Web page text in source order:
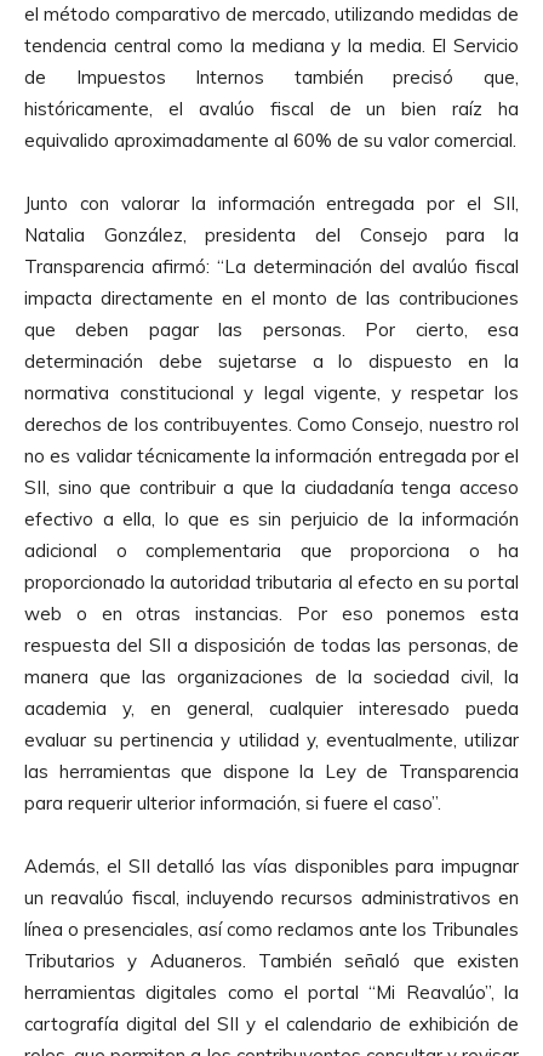
el método comparativo de mercado, utilizando medidas de
tendencia central como la mediana y la media. El Servicio
de Impuestos Internos también precisó que,
históricamente, el avalúo fiscal de un bien raíz ha
equivalido aproximadamente al 60% de su valor comercial.
Junto con valorar la información entregada por el SII,
Natalia González, presidenta del Consejo para la
Transparencia afirmó: “La determinación del avalúo fiscal
impacta directamente en el monto de las contribuciones
que deben pagar las personas. Por cierto, esa
determinación debe sujetarse a lo dispuesto en la
normativa constitucional y legal vigente, y respetar los
derechos de los contribuyentes. Como Consejo, nuestro rol
no es validar técnicamente la información entregada por el
SII, sino que contribuir a que la ciudadanía tenga acceso
efectivo a ella, lo que es sin perjuicio de la información
adicional o complementaria que proporciona o ha
proporcionado la autoridad tributaria al efecto en su portal
web o en otras instancias. Por eso ponemos esta
respuesta del SII a disposición de todas las personas, de
manera que las organizaciones de la sociedad civil, la
academia y, en general, cualquier interesado pueda
evaluar su pertinencia y utilidad y, eventualmente, utilizar
las herramientas que dispone la Ley de Transparencia
para requerir ulterior información, si fuere el caso”.
Además, el SII detalló las vías disponibles para impugnar
un reavalúo fiscal, incluyendo recursos administrativos en
línea o presenciales, así como reclamos ante los Tribunales
Tributarios y Aduaneros. También señaló que existen
herramientas digitales como el portal “Mi Reavalúo”, la
cartografía digital del SII y el calendario de exhibición de